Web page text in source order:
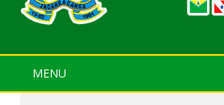
MENU